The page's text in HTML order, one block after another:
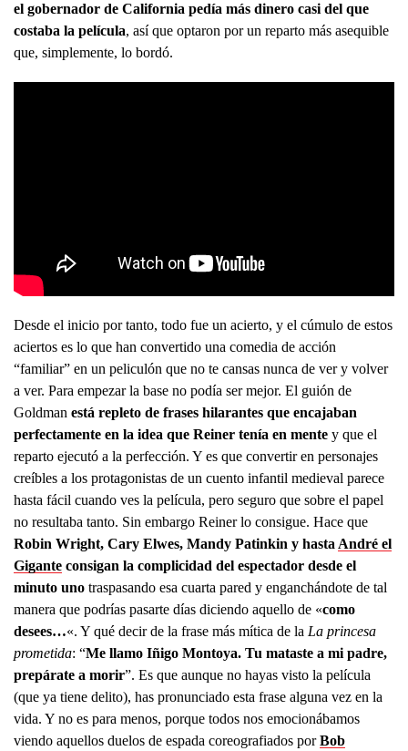
el gobernador de California pedía más dinero casi del que
costaba la película, así que optaron por un reparto más asequible
que, simplemente, lo bordó.
Desde el inicio por tanto, todo fue un acierto, y el cúmulo de estos
aciertos es lo que han convertido una comedia de acción
“familiar” en un peliculón que no te cansas nunca de ver y volver
a ver. Para empezar la base no podía ser mejor. El guión de
Goldman está repleto de frases hilarantes que encajaban
perfectamente en la idea que Reiner tenía en mente y que el
reparto ejecutó a la perfección. Y es que convertir en personajes
creíbles a los protagonistas de un cuento infantil medieval parece
hasta fácil cuando ves la película, pero seguro que sobre el papel
no resultaba tanto. Sin embargo Reiner lo consigue. Hace que
Robin Wright, Cary Elwes, Mandy Patinkin y hasta André el
Gigante consigan la complicidad del espectador desde el
minuto uno traspasando esa cuarta pared y enganchándote de tal
manera que podrías pasarte días diciendo aquello de «como
desees…«. Y qué decir de la frase más mítica de la La princesa
prometida: “Me llamo Iñigo Montoya. Tu mataste a mi padre,
prepárate a morir”. Es que aunque no hayas visto la película
(que ya tiene delito), has pronunciado esta frase alguna vez en la
vida. Y no es para menos, porque todos nos emocionábamos
viendo aquellos duelos de espada coreografiados porBob